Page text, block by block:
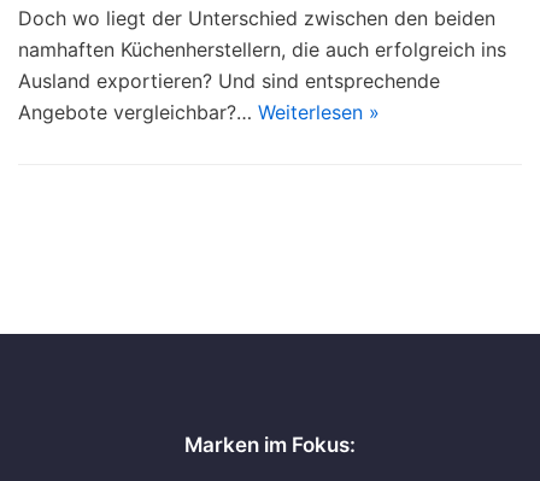
Doch wo liegt der Unterschied zwischen den beiden
namhaften Küchenherstellern, die auch erfolgreich ins
Ausland exportieren? Und sind entsprechende
Angebote vergleichbar?… Weiterlesen »
Marken im Fokus: